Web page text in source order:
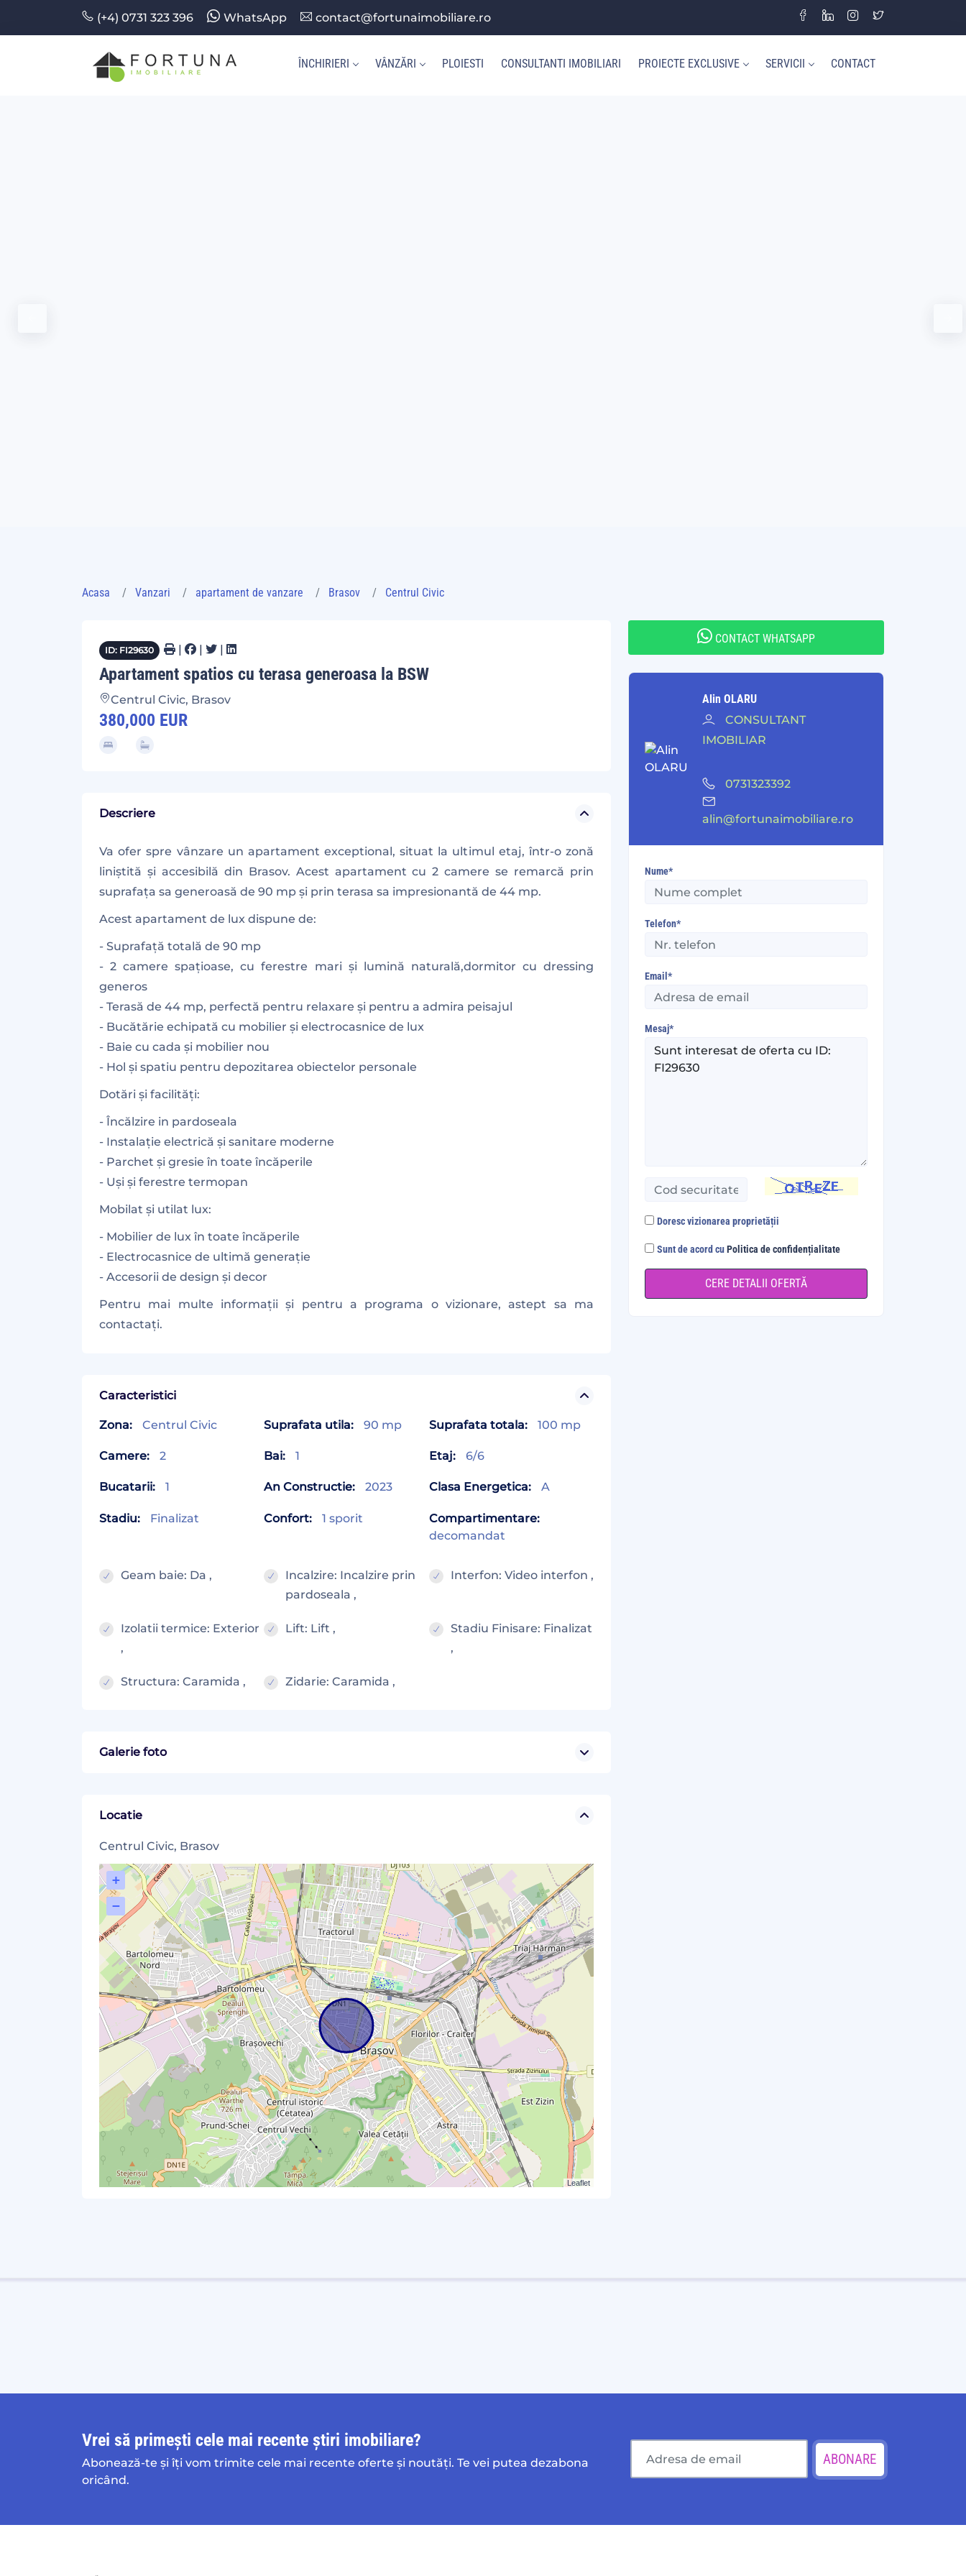
(+4) 0731 323 396 WhatsApp contact@fortunaimobiliare.ro
ÎNCHIRIERI VÂNZĂRI PLOIESTI CONSULTANTI IMOBILIARI PROIECTE EXCLUSIVE SERVICII CONTACT
Acasa Vanzari apartament de vanzare Brasov Centrul Civic
ID: FI29630 | | |
Apartament spatios cu terasa generoasa la BSW
Centrul Civic, Brasov
380,000 EUR
Descriere
Va ofer spre vânzare un apartament exceptional, situat la ultimul etaj, într-o zonă
liniștită și accesibilă din Brasov. Acest apartament cu 2 camere se remarcă prin
suprafața sa generoasă de 90 mp și prin terasa sa impresionantă de 44 mp.
Acest apartament de lux dispune de:
- Suprafață totală de 90 mp
- 2 camere spațioase, cu ferestre mari și lumină naturală,dormitor cu dressing
generos
- Terasă de 44 mp, perfectă pentru relaxare și pentru a admira peisajul
- Bucătărie echipată cu mobilier și electrocasnice de lux
- Baie cu cada și mobilier nou
- Hol și spatiu pentru depozitarea obiectelor personale
Dotări și facilități:
- Încălzire in pardoseala
- Instalație electrică și sanitare moderne
- Parchet și gresie în toate încăperile
- Uși și ferestre termopan
Mobilat și utilat lux:
- Mobilier de lux în toate încăperile
- Electrocasnice de ultimă generație
- Accesorii de design și decor
Pentru mai multe informații și pentru a programa o vizionare, astept sa ma
contactați.
Caracteristici
Zona: Centrul Civic Suprafata utila: 90 mp Suprafata totala: 100 mp
Camere: 2 Bai: 1 Etaj: 6/6
Bucatarii: 1 An Constructie: 2023 Clasa Energetica: A
Stadiu: Finalizat Confort: 1 sporit
Compartimentare:
decomandat
Geam baie: Da ,
Incalzire: Incalzire prin
pardoseala ,
Interfon: Video interfon ,
Izolatii termice: Exterior
,
Lift: Lift ,
Stadiu Finisare: Finalizat
,
Structura: Caramida , Zidarie: Caramida ,
Galerie foto
Locatie
Centrul Civic, Brasov
+
−
Leaflet
CONTACT WHATSAPP
Alin OLARU
CONSULTANT
IMOBILIAR
0731323392
alin@fortunaimobiliare.ro
Nume*
Telefon*
Email*
Mesaj*
Doresc vizionarea proprietății
Sunt de acord cuPolitica de confidențialitate
Vrei să primești cele mai recente știri imobiliare?
Abonează-te și îți vom trimite cele mai recente oferte și noutăți. Te vei putea dezabona
oricând.
ABONARE